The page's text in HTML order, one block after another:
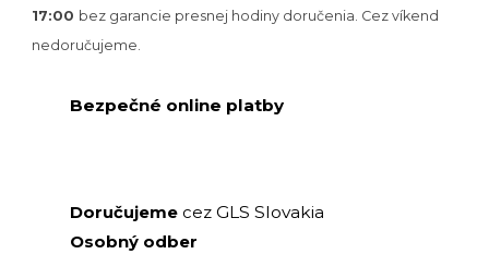
17:00 bez garancie presnej hodiny doručenia. Cez víkend
nedoručujeme.
Bezpečné online platby
Doručujeme cez GLS Slovakia
Osobný odber